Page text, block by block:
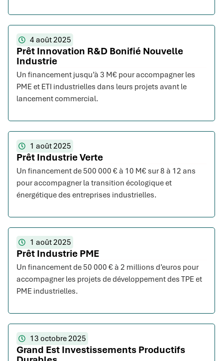
4 août 2025
Prêt Innovation R&D Bonifié Nouvelle
Industrie
Un financement jusqu’à 3 M€ pour accompagner les
PME et ETI industrielles dans leurs projets avant le
lancement commercial.
1 août 2025
Prêt Industrie Verte
Un financement de 500 000 € à 10 M€ sur 8 à 12 ans
pour accompagner la transition écologique et
énergétique des entreprises industrielles.
1 août 2025
Prêt Industrie PME
Un financement de 50 000 € à 2 millions d’euros pour
accompagner les projets de développement des TPE et
PME industrielles.
13 octobre 2025
Grand Est Investissements Productifs